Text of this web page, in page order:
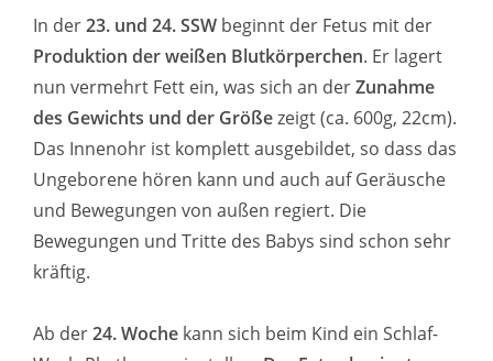
In der23. und 24. SSW beginnt der Fetus mit der
Produktion der weißen Blutkörperchen. Er lagert
nun vermehrt Fett ein, was sich an derZunahme
des Gewichts und der Größezeigt (ca. 600g, 22cm).
Das Innenohr ist komplett ausgebildet, so dass das
Ungeborene hören kann und auch auf Geräusche
und Bewegungen von außen regiert. Die
Bewegungen und Tritte des Babys sind schon sehr
kräftig.
Ab der24. Woche kann sich beim Kind ein Schlaf-